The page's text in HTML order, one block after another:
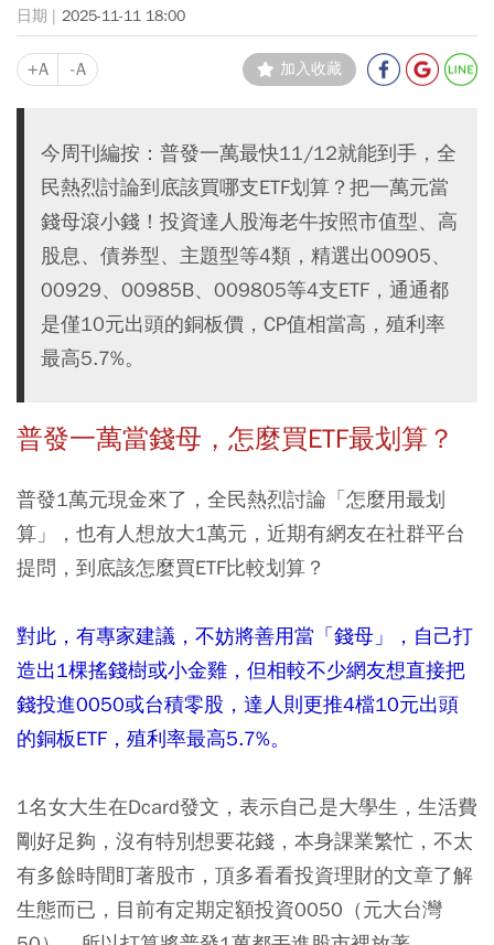
2025-11-11 18:00
+A -A 加入收藏
今周刊編按：普發一萬最快11/12就能到手，全
民熱烈討論到底該買哪支ETF划算？把一萬元當
錢母滾小錢！投資達人股海老牛按照市值型、高
股息、債券型、主題型等4類，精選出00905、
00929、00985B、009805等4支ETF，通通都
是僅10元出頭的銅板價，CP值相當高，殖利率
最高5.7%。
普發一萬當錢母，怎麼買ETF最划算？
普發1萬元現金來了，全民熱烈討論「怎麼用最划
算」，也有人想放大1萬元，近期有網友在社群平台
提問，到底該怎麼買ETF比較划算？
對此，有專家建議，不妨將善用當「錢母」，自己打
造出1棵搖錢樹或小金雞，但相較不少網友想直接把
錢投進0050或台積零股，達人則更推4檔10元出頭
的銅板ETF，殖利率最高5.7%。
1名女大生在Dcard發文，表示自己是大學生，生活費
剛好足夠，沒有特別想要花錢，本身課業繁忙，不太
有多餘時間盯著股市，頂多看看投資理財的文章了解
生態而已，目前有定期定額投資0050（元大台灣